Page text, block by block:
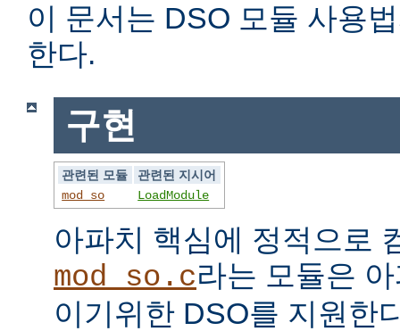
이 문서는 DSO 모듈 사용
한다.
구현
관련된 모듈
관련된 지시어
mod_so
LoadModule
아파치 핵심에 정적으로
mod_so.c라는 모듈은
이기위한 DSO를 지원한